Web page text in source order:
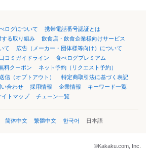
ログについて
携帯電話番号認証とは
る取り組み
飲食店・飲食企業様向けサービス
て
広告（メーカー・団体様等向け）について
口コミガイドライン
食べログプレミアム
料クーポン
ネット予約（リクエスト予約）
信（オプトアウト）
特定商取引法に基づく表記
合わせ 採用情報 企業情報
キーワード一覧
イトマップ
チェーン一覧
简体中文 繁體中文 한국어 日本語
©Kakaku.com, Inc.